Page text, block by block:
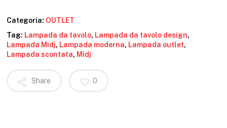
Categoria: OUTLET
Tag: Lampada da tavolo, Lampada da tavolo design,
Lampada Midj, Lampada moderna, Lampada outlet,
Lampada scontata, Midj
Share 0